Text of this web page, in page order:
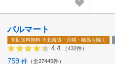
パルマート
初回送料無料 ※北海道・沖縄・離島を除く
4.4 （432件）
759 件 全27445件